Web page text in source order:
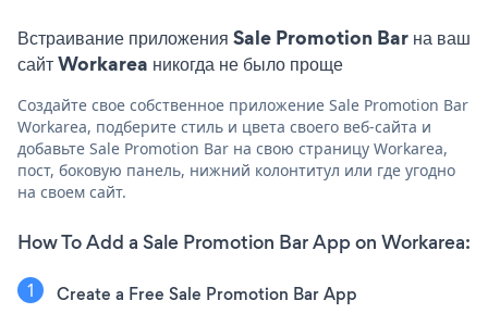
Встраивание приложения Sale Promotion Bar на ваш
сайт Workarea никогда не было проще
Создайте свое собственное приложение Sale Promotion Bar
Workarea, подберите стиль и цвета своего веб-сайта и
добавьте Sale Promotion Bar на свою страницу Workarea,
пост, боковую панель, нижний колонтитул или где угодно
на своем сайт.
How To Add a Sale Promotion Bar App on Workarea:
Create a Free Sale Promotion Bar App